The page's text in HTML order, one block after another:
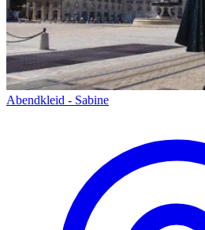
Abendkleid - Sabine